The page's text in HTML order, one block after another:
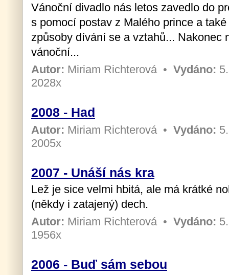
Vánoční divadlo nás letos zavedlo do
s pomocí postav z Malého prince a
způsoby dívání se a vztahů... Nakonec
vánoční...
Autor: Miriam Richterová• Vydáno:
2028x
2008 - Had
Autor: Miriam Richterová• Vydáno:
2005x
2007 - Unáší nás kra
Lež je sice velmi hbitá, ale má krátké
(někdy i zatajený) dech.
Autor: Miriam Richterová• Vydáno:
1956x
2006 - Buď sám sebou